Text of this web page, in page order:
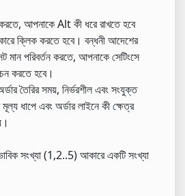
করতে, আপনাকে Alt কী ধরে রাখতে হবে
ক্লিক করতে হবে। বন্ধনী আদেশের
মান পরিবর্তন করতে, আপনাকে সেটিংসে
করতে হবে।
তৈরির সময়, নির্ভরশীল এবং সংযুক্ত
ধাপে এবং অর্ডার লাইনে কী ক্ষেত্র
সংখ্যা (1,2..5) আকারে একটি সংখ্যা